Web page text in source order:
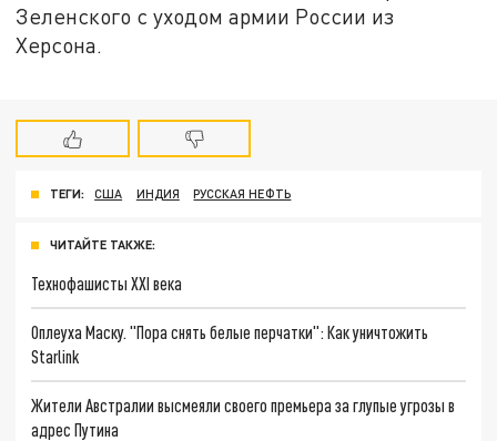
Зеленского с уходом армии России из
Херсона.
ТЕГИ: США ИНДИЯ РУССКАЯ НЕФТЬ
ЧИТАЙТЕ ТАКЖЕ:
Технофашисты XXI века
Оплеуха Маску. "Пора снять белые перчатки": Как уничтожить
Starlink
Жители Австралии высмеяли своего премьера за глупые угрозы в
адрес Путина